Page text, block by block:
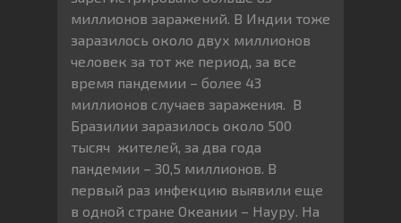
миллионов заражений. В Индии тоже
заразилось около двух миллионов
человек за тот же период, за все
время пандемии – более 43
миллионов случаев заражения. В
Бразилии заразилось около 500
тысяч жителей, за два года
пандемии – 30,5 миллионов. В
первый раз инфекцию выявили еще
в одной стране Океании – Науру. На